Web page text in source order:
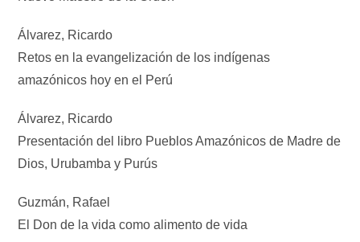
Álvarez, Ricardo
Retos en la evangelización de los indígenas
amazónicos hoy en el Perú
Álvarez, Ricardo
Presentación del libro Pueblos Amazónicos de Madre de
Dios, Urubamba y Purús
Guzmán, Rafael
El Don de la vida como alimento de vida